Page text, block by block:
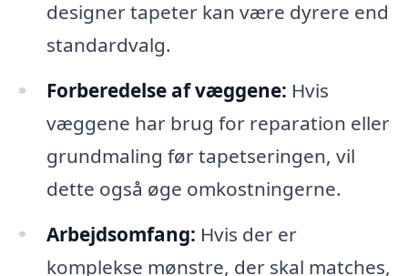
designer tapeter kan være dyrere end
standardvalg.
Forberedelse af væggene: Hvis
væggene har brug for reparation eller
grundmaling før tapetseringen, vil
dette også øge omkostningerne.
Arbejdsomfang: Hvis der er
komplekse mønstre, der skal matches,